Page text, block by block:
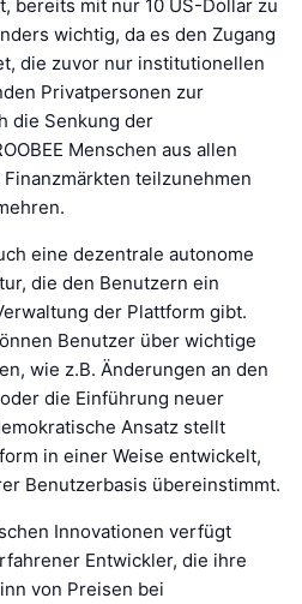
bereits mit nur 10 US-Dollar zu
wichtig, da es den Zugang
die zuvor nur institutionellen
Privatpersonen zur
die Senkung der
Menschen aus allen
teilzunehmen
eine dezentrale autonome
die den Benutzern ein
der Plattform gibt.
Benutzer über wichtige
wie z.B. Änderungen an den
die Einführung neuer
Ansatz stellt
in einer Weise entwickelt,
Benutzerbasis übereinstimmt.
Innovationen verfügt
Entwickler, die ihre
von Preisen bei